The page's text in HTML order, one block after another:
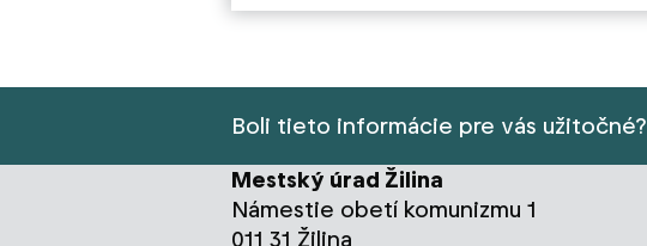
Boli tieto informácie pre vás užitočné?
Mestský úrad Žilina
Námestie obetí komunizmu 1
011 31 Žilina